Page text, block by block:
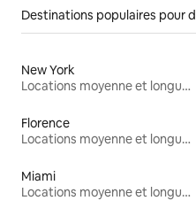
Destinations populaires pour
New York
Locations moyenne et longue durée
Florence
Locations moyenne et longue durée
Miami
Locations moyenne et longue durée